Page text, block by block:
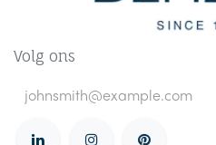
Volg ons